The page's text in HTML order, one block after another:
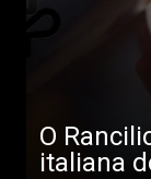
O
italiana